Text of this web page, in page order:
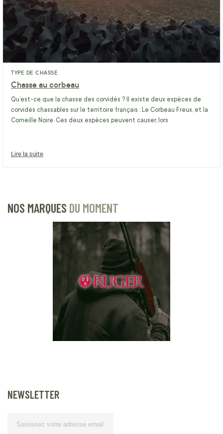
TYPE DE CHASSE
Chasse au corbeau
Qu’est-ce que la chasse des corvidés ? Il existe deux espèces de
corvidés chassables sur le territoire français : Le Corbeau Freux, et la
Corneille Noire. Ces deux espèces peuvent causer, lors
Lire la suite
NOS MARQUES DU MOMENT
NEWSLETTER